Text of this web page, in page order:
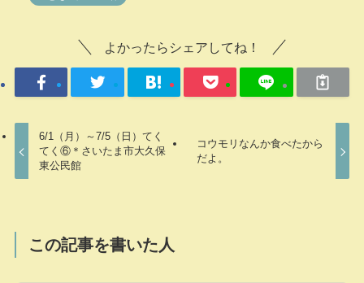
よかったらシェアしてね！
6/1（月）～7/5（日）てく
てく⑥＊さいたま市大久保
東公民館
コウモリなんか食べたから
だよ。
この記事を書いた人